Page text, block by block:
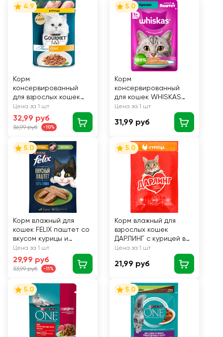
4.9
Корм
консервированный
для взрослых кошек
ГУРМЭ Перл Нежное
филе с курицей в
соусе, 75г
Цена за 1 шт
32,99 руб
36,99 руб -10%
5.0
Корм
консервированный
для кошек WHISKAS
Кролик, паштет, 75г
Цена за 1 шт
31,99 руб
5.0
Корм влажный для
кошек FELIX паштет со
вкусом курицы и
кролика, 75г
Цена за 1 шт
29,99 руб
33,99 руб -11%
5.0
Корм влажный для
взрослых кошек
ДАРЛИНГ с курицей в
подливе, 75г
Цена за 1 шт
21,99 руб
5.0 5.0